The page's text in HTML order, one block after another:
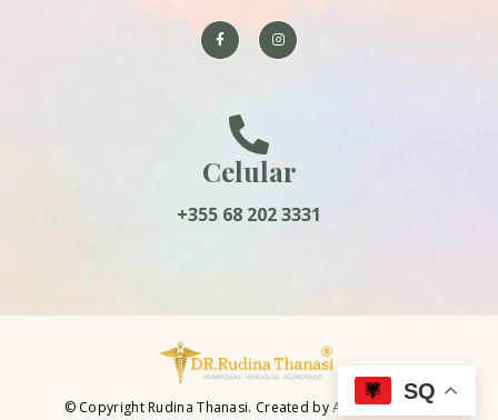
Celular
+355 68 202 3331
© Copyright Rudina Thanasi. Created byAhead Creative
SQ